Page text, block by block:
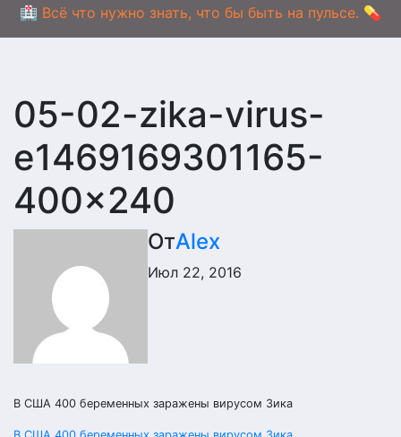
🏥 Всё что нужно знать, что бы быть на пульсе. 💊
05-02-zika-virus-
e1469169301165-
400×240
ОтAlex
Июл 22, 2016
В США 400 беременных заражены вирусом Зика